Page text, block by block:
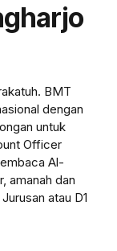
BMT
dengan
untuk
ㅤㅤㅤㅤㅤㅤ
Al-
amanah dan
atau D1